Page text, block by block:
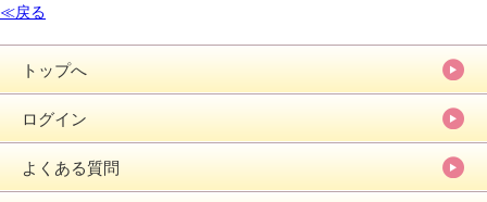
≪戻る
トップへ
ログイン
よくある質問